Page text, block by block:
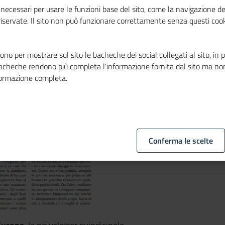
Europa
per usare le funzioni base del sito, come la navigazione
Il sito non può funzionare correttamente senza questi
per mostrare sul sito le bacheche dei social collegati al sito, in
rendono più completa l'informazione fornita dal sito ma
completa.
Conferma le scelte